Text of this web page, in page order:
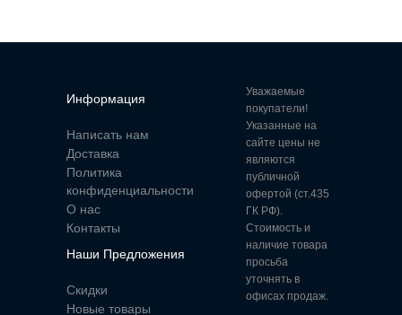
Информация
Написать нам
Доставка
Политика
конфиденциальности
О нас
Контакты
Наши Предложения
Скидки
Новые товары
Уважаемые
покупатели!
Указанные на
сайте цены не
являются
публичной
офертой (ст.435
ГК РФ).
Стоимость и
наличие товара
просьба
уточнять в
офисах продаж.